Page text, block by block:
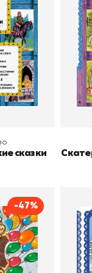
сказки
-47%
Карлович